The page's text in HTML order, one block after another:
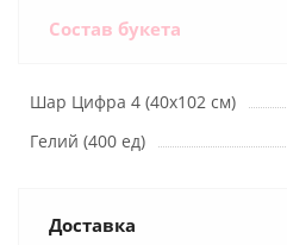
Состав букета
Шар Цифра 4 (40х102 см)
Гелий (400 ед)
Доставка